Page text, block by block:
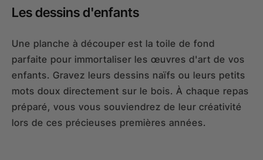
Les dessins d'enfants
Une planche à découper est la toile de fond
parfaite pour immortaliser les œuvres d'art de vos
enfants. Gravez leurs dessins naïfs ou leurs petits
mots doux directement sur le bois. À chaque repas
préparé, vous vous souviendrez de leur créativité
lors de ces précieuses premières années.